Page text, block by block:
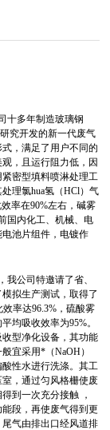
十多年制造玻璃钢
究开发的新一代废气
，满足了用户不同的
，且运行阻力低，因
密型填料喷淋处理工
理氯hua氢（HCl）气
率在90%左右，碱雾
国内化工、机械、电
池片组件，电镀作
我公司特邀请了省、
拟生产测试，取得了
率达96.3%，硫酸雾
均吸收效率为95%。
型净化设备，其功能
宜采用*（NaOH）
性水进行洗涤。其工
，通过匀风格栅使废
到一次充分接触 ，
段，再使废气得到更
气由排出口经风道排